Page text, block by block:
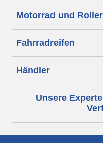
Motorrad und
Fahrradreifen
Händler
Unsere